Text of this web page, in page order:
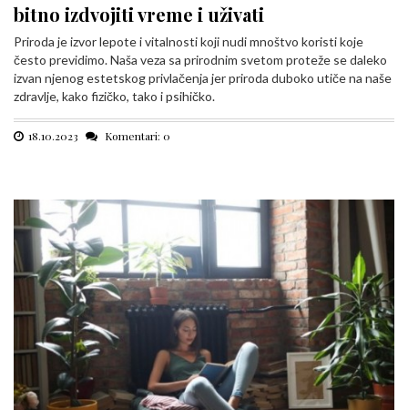
bitno izdvojiti vreme i uživati
Priroda je izvor lepote i vitalnosti koji nudi mnoštvo koristi koje
često previdimo. Naša veza sa prirodnim svetom proteže se daleko
izvan njenog estetskog privlačenja jer priroda duboko utiče na naše
zdravlje, kako fizičko, tako i psihičko.
18.10.2023 Komentari: 0